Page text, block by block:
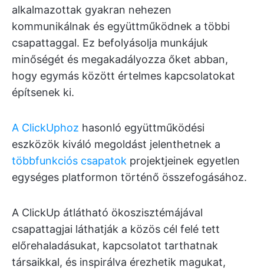
alkalmazottak gyakran nehezen
kommunikálnak és együttműködnek a többi
csapattaggal. Ez befolyásolja munkájuk
minőségét és megakadályozza őket abban,
hogy egymás között értelmes kapcsolatokat
építsenek ki.
A ClickUphoz hasonló együttműködési
eszközök kiváló megoldást jelenthetnek a
többfunkciós csapatok projektjeinek egyetlen
egységes platformon történő összefogásához.
A ClickUp átlátható ökoszisztémájával
csapattagjai láthatják a közös cél felé tett
előrehaladásukat, kapcsolatot tarthatnak
társaikkal, és inspirálva érezhetik magukat,